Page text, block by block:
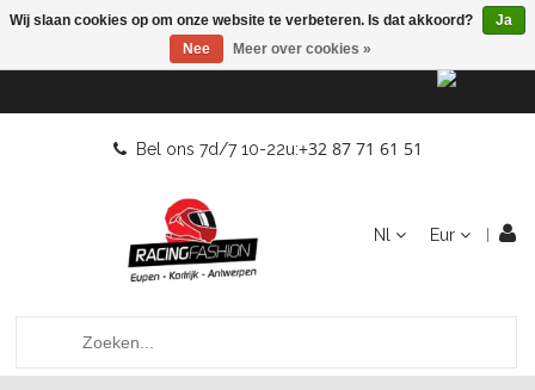
Bel ons 7d/7 10-22u:+32 87 71 61 51
Nl Eur
Wij slaan cookies op om onze website te verbeteren. Is dat akkoord?
Ja
Nee
Meer over cookies »